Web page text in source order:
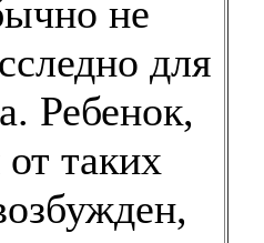
не
для
Ребенок,
таких